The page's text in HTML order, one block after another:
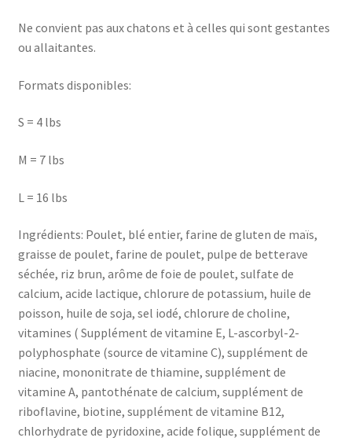
Ne convient pas aux chatons et à celles qui sont gestantes
ou allaitantes.
Formats disponibles:
S = 4 lbs
M = 7 lbs
L = 16 lbs
Ingrédients: Poulet, blé entier, farine de gluten de maïs,
graisse de poulet, farine de poulet, pulpe de betterave
séchée, riz brun, arôme de foie de poulet, sulfate de
calcium, acide lactique, chlorure de potassium, huile de
poisson, huile de soja, sel iodé, chlorure de choline,
vitamines ( Supplément de vitamine E, L-ascorbyl-2-
polyphosphate (source de vitamine C), supplément de
niacine, mononitrate de thiamine, supplément de
vitamine A, pantothénate de calcium, supplément de
riboflavine, biotine, supplément de vitamine B12,
chlorhydrate de pyridoxine, acide folique, supplément de